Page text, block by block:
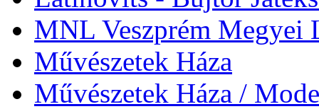
MNL Veszprém Megyei
Művészetek Háza
Művészetek Háza /